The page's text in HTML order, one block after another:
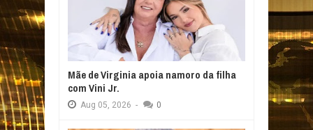
Mãe de Virginia apoia namoro da filha
com Vini Jr.
Aug 05, 2026 - 0